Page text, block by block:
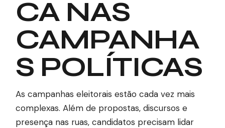
CA NAS
CAMPANHA
S POLÍTICAS
As campanhas eleitorais estão cada vez mais
complexas. Além de propostas, discursos e
presença nas ruas, candidatos precisam lidar